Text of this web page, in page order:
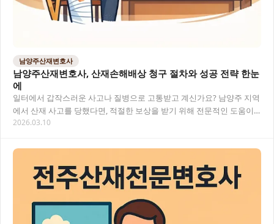
남양주산재변호사
남양주산재변호사, 산재손해배상 청구 절차와 성공 전략 한눈
에
일터에서 갑작스러운 사고나 질병으로 고통받고 계신가요? 남양주 지역
에서 산재 사고를 당했다면, 적절한 보상을 받기 위해 전문적인 도움이
필요합니다. 산재손해배상 은 복잡한 법적 절…
2026.03.10